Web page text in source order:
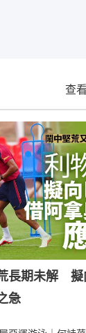
查
長期未解 擬
急